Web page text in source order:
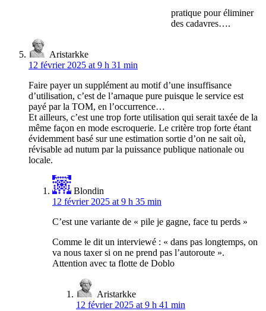
pratique pour éliminer
des cadavres….
Aristarkke
12 février 2025 at 9 h 31 min
Faire payer un supplément au motif d’une insuffisance
d’utilisation, c’est de l’arnaque pure puisque le service est
payé par la TOM, en l’occurrence…
Et ailleurs, c’est une trop forte utilisation qui serait taxée de la
même façon en mode escroquerie. Le critère trop forte étant
évidemment basé sur une estimation sortie d’on ne sait où,
révisable ad nutum par la puissance publique nationale ou
locale.
Blondin
12 février 2025 at 9 h 35 min
C’est une variante de « pile je gagne, face tu perds »
Comme le dit un interviewé : « dans pas longtemps, on
va nous taxer si on ne prend pas l’autoroute ».
Attention avec ta flotte de Doblo
Aristarkke
12 février 2025 at 9 h 41 min